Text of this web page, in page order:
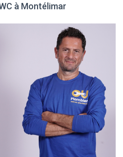
à Montélimar